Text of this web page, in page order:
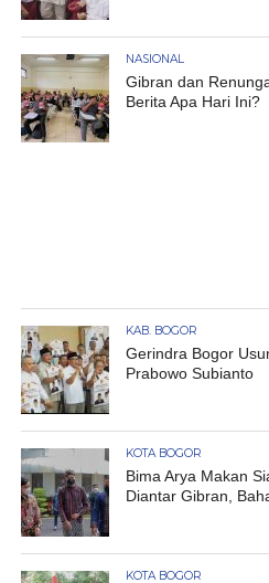
NASIONAL
Gibran dan
Berita Apa Hari Ini?
KAB. BOGOR
Gerindra Bogor
Prabowo Subianto
KOTA BOGOR
Bima Arya Makan
Diantar Gibran,
KOTA BOGOR